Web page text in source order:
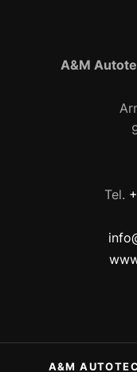
A&M
Tel.
A&M